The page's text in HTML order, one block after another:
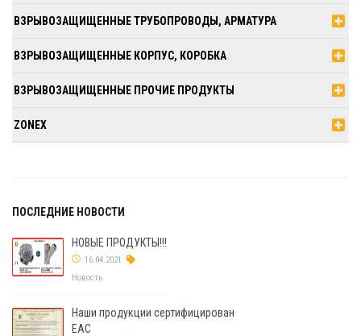
ВЗРЫВОЗАЩИЩЕННЫЕ ТРУБОПРОВОДЫ, АРМАТУРА
ВЗРЫВОЗАЩИЩЕННЫЕ КОРПУС, КОРОБКА
ВЗРЫВОЗАЩИЩЕННЫЕ ПРОЧИЕ ПРОДУКТЫ
ZONEX
ПОСЛЕДНИЕ НОВОСТИ
НОВЫЕ ПРОДУКТЫ!!!
16.04.2021
Новость
Наши продукции сертифицирован
ЕАС